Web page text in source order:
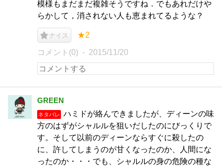
模様もまだまだ複雑そうですね．でもあれだけや
らかして，消されない人も恵まれてるような？
ナイス ★2
コメント(0) 2015/11/20
GREEN
ネタバレ
ハミドが絡んできましたが、ディーンの味
方のはずがシャルルを狙いだしたのにびっくりで
す。そして以前のディーンならすぐに殺したの
に、許してしまうのが甘くなったのか、人間にな
ったのか・・・でも、シャルルの身の危険の種な